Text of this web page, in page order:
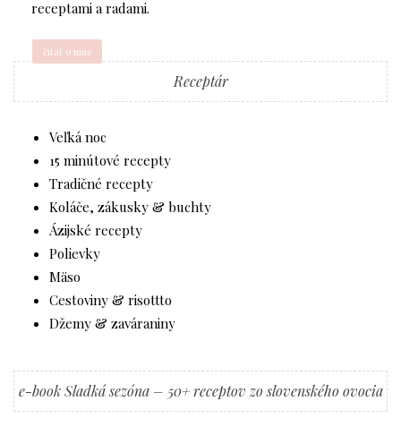
receptami a radami.
čítať o mne
Receptár
Veľká noc
15 minútové recepty
Tradičné recepty
Koláče, zákusky & buchty
Ázijské recepty
Polievky
Mäso
Cestoviny & risottto
Džemy & zaváraniny
e-book Sladká sezóna – 50+ receptov zo slovenského ovocia